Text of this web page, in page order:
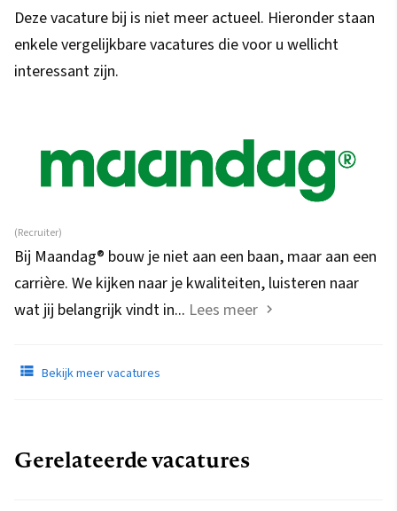
Deze vacature bij is niet meer actueel. Hieronder staan
enkele vergelijkbare vacatures die voor u wellicht
interessant zijn.
(Recruiter)
Bij Maandag® bouw je niet aan een baan, maar aan een
carrière. We kijken naar je kwaliteiten, luisteren naar
wat jij belangrijk vindt in... Lees meer
Bekijk meer vacatures
Gerelateerde vacatures